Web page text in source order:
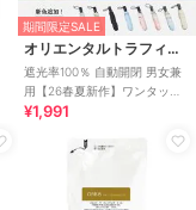
期間限定SALE
オリエンタルトラフィック
遮光率100％ 自動開閉 男女兼
用【26春夏新作】ワンタッチ
晴雨兼用 折りたたみ傘 /G-
¥1,991